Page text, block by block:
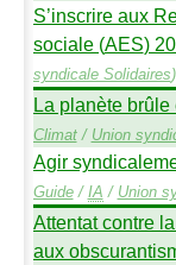
S’inscrire aux
sociale (AES)
syndicale Solidaires)
La planète
Climat/ Union
Agir
Guide/ IA / Union
Attentat contre
aux